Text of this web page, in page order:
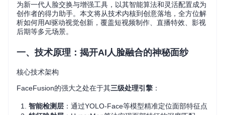
为新一代人脸交换与增强工具，以其智能算法和灵活配置成为
创作者的得力助手。本文将从技术内核到创意落地，全方位解
析如何用AI驱动视觉创新，覆盖短视频制作、直播特效、影视
后期等多元场景。
一、技术原理：揭开AI人脸融合的神秘面纱
核心技术架构
FaceFusion的强大之处在于其三级处理引擎 ：
智能检测层 ：通过YOLO-Face等模型精准定位面部特征点